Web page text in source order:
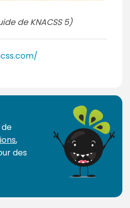
de KNACSS 5)
,
des